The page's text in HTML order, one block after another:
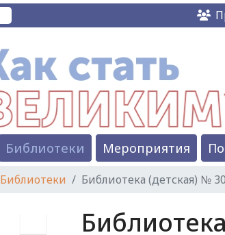
Библиотеки Мероприятия
Библиотеки Библиотека (детская) №